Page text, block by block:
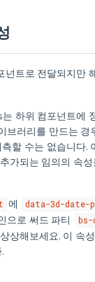
넌트로 전달되지만
하위 컴포넌트에
브러리를 만드는 경
할 수는 없습니다.
가되는 임의의 속
에 data-3d-date-
으로 써드 파티
상해보세요. 이 속